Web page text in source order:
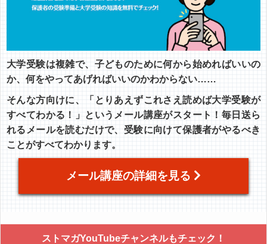
大学受験は複雑で、子どものために何から始めればいいの
か、何をやってあげればいいのかわからない……
そんな方向けに、「とりあえずこれさえ読めば大学受験が
すべてわかる！」というメール講座がスタート！毎日送ら
れるメールを読むだけで、受験に向けて保護者がやるべき
ことがすべてわかります。
メール講座の詳細を見る
ストマガYouTubeチャンネルもチェック！